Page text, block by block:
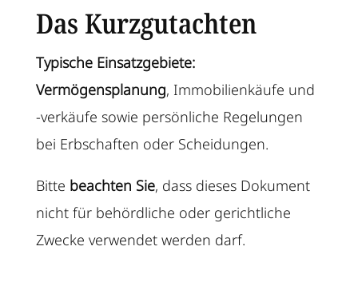
Das Kurzgutachten
Typische Einsatzgebiete:
Vermögensplanung, Immobilienkäufe und
-verkäufe sowie persönliche Regelungen
bei Erbschaften oder Scheidungen.
Bitte beachten Sie, dass dieses Dokument
nicht für behördliche oder gerichtliche
Zwecke verwendet werden darf.